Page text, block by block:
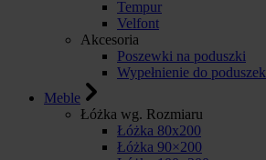
Tempur
Velfont
Akcesoria
Poszewki na poduszki
Wypełnienie do poduszek
Meble
Łóżka wg. Rozmiaru
Łóżka 80x200
Łóżka 90×200